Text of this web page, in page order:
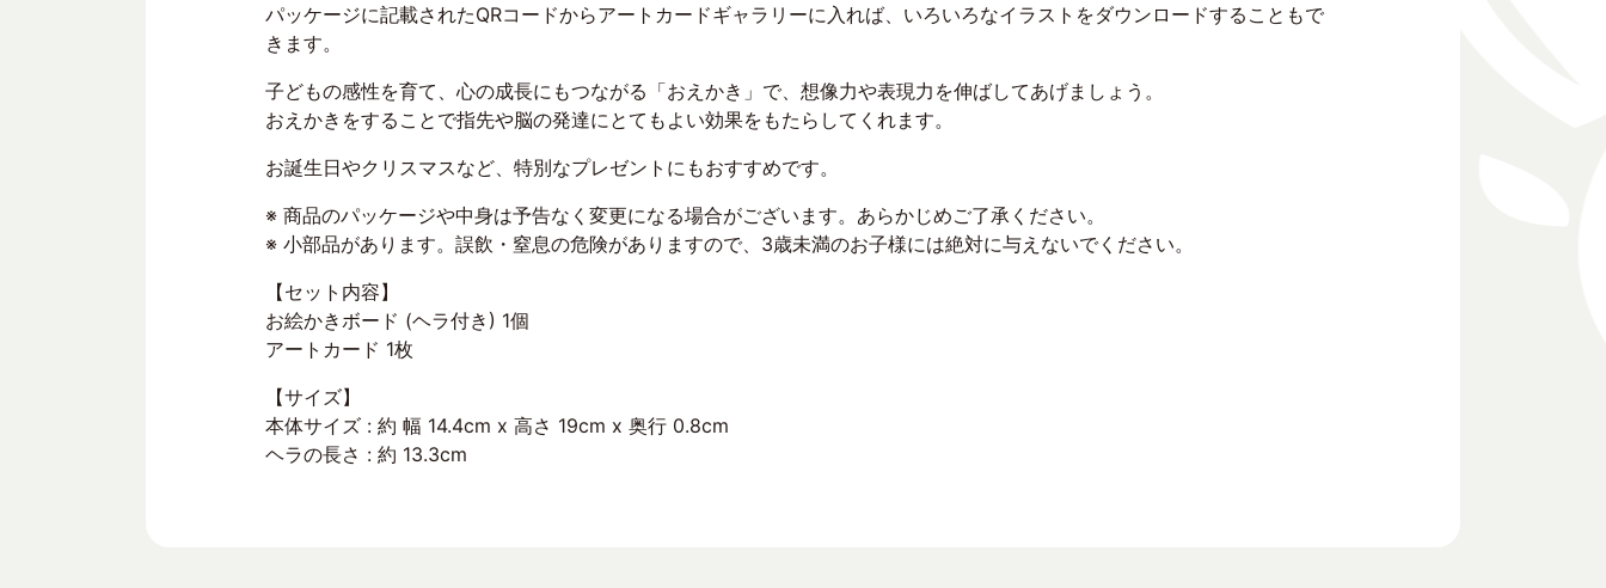
パッケージに記載されたQRコードからアートカードギャラリーに入れば、いろいろなイラストをダウンロードすることもで
きます。
子どもの感性を育て、心の成長にもつながる「おえかき」で、想像力や表現力を伸ばしてあげましょう。
おえかきをすることで指先や脳の発達にとてもよい効果をもたらしてくれます。
お誕生日やクリスマスなど、特別なプレゼントにもおすすめです。
※ 商品のパッケージや中身は予告なく変更になる場合がございます。あらかじめご了承ください。
※ 小部品があります。誤飲・窒息の危険がありますので、3歳未満のお子様には絶対に与えないでください。
【セット内容】
お絵かきボード (ヘラ付き) 1個
アートカード 1枚
【サイズ】
本体サイズ : 約 幅 14.4cm x 高さ 19cm x 奥行 0.8cm
ヘラの長さ : 約 13.3cm